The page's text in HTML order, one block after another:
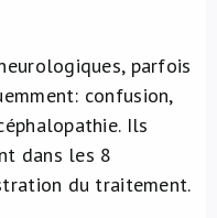
parfois
confusion,
Ils
dans les 8
du traitement.